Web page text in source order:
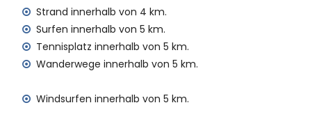
Urlaub in Jávea, Costa Blanca
(innerhalb von 5 Kilometern vom Haus)
Strand innerhalb von 4 km.
Surfen innerhalb von 5 km.
Tennisplatz innerhalb von 5 km.
Wanderwege innerhalb von 5 km.
Windsurfen innerhalb von 5 km.